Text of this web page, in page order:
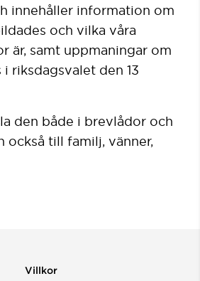
innehåller information om
och vilka våra
är, samt uppmaningar om
riksdagsvalet den 13
den både i brevlådor och
också till familj, vänner,
Villkor